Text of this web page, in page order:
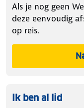
Als je nog geen
deze eenvoudig
op reis.
Ik ben al lid